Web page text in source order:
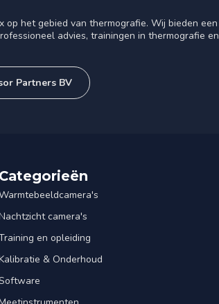
het gebied van thermografie. Wij bieden een
advies, trainingen in thermografie en
Partners BV
Categorieën
camera's
en opleiding
& Onderhoud